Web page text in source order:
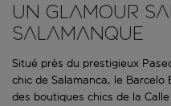
Un glamour
Salamanque
Situé près du prestigieux
chic de Salamanca, le
des boutiques chics de la